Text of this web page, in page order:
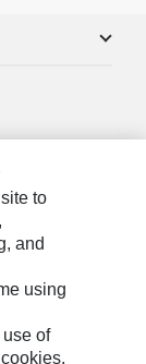
to
and
using
use of